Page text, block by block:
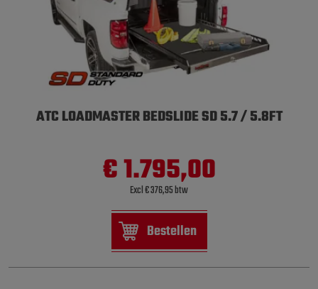
ATC LOADMASTER BEDSLIDE SD 5.7 / 5.8FT
€ 1.795,00
Excl € 376,95 btw
Bestellen